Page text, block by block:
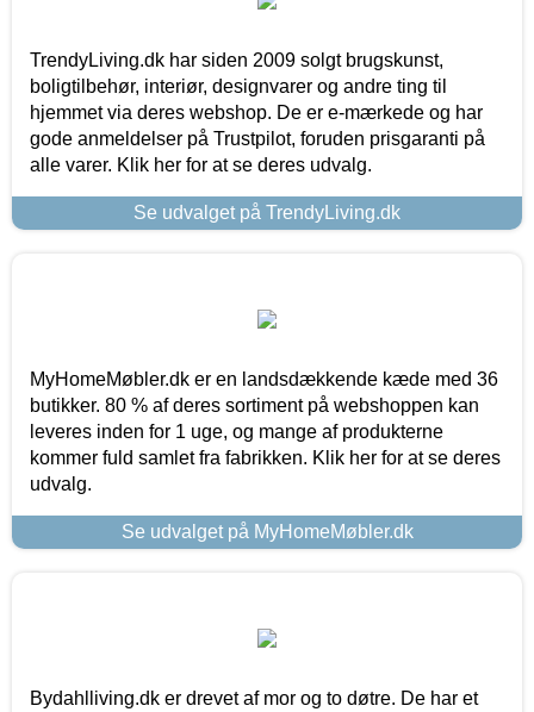
TrendyLiving.dk har siden 2009 solgt brugskunst,
boligtilbehør, interiør, designvarer og andre ting til
hjemmet via deres webshop. De er e-mærkede og har
gode anmeldelser på Trustpilot, foruden prisgaranti på
alle varer. Klik her for at se deres udvalg.
Se udvalget på TrendyLiving.dk
MyHomeMøbler.dk er en landsdækkende kæde med 36
butikker. 80 % af deres sortiment på webshoppen kan
leveres inden for 1 uge, og mange af produkterne
kommer fuld samlet fra fabrikken. Klik her for at se deres
udvalg.
Se udvalget på MyHomeMøbler.dk
Bydahlliving.dk er drevet af mor og to døtre. De har et